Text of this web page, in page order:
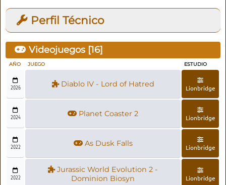
Perfil Técnico
Videojuegos [16]
AÑO JUEGO ESTUDIO
2026 Diablo IV - Lord of Hatred Lionbridge
2024 Planet Coaster 2 Lionbridge
2022 As Dusk Falls Lionbridge
2022
Jurassic World Evolution 2 -
Dominion Biosyn
Lionbridge